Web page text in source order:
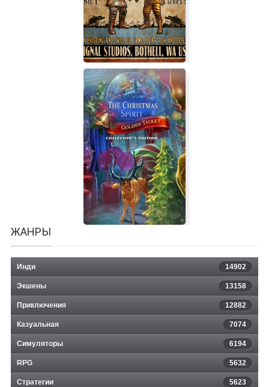
Akimbo: Kung-Fu Hero
Toy Soldiers
The Christmas Spirit 5: Golden
ЖАНРЫ
Инди 14902
Экшены 13158
Приключения 12882
Казуальная 7074
Симуляторы 6194
RPG 5632
Стратегии 5623